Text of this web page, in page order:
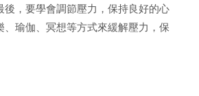
後，要學會調節壓力，保持良好的心
、瑜伽、冥想等方式來緩解壓力，保